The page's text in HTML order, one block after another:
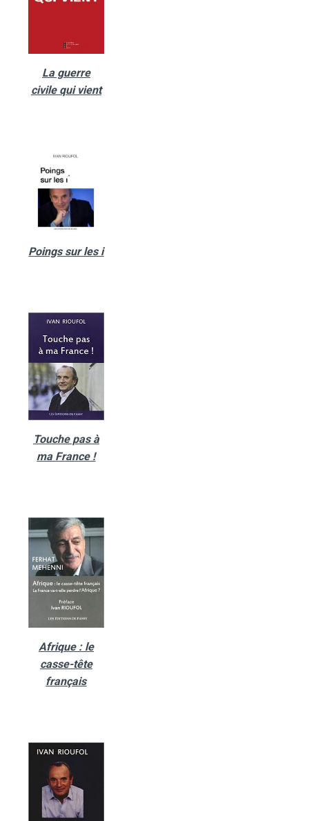
La guerre
civile qui vient
Poings sur les i
Touche pas à
ma France !
Afrique : le
casse-tête
français